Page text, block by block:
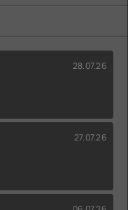
28.07.26
27.07.26